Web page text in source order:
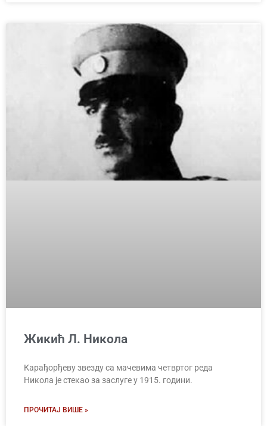
Жикић Л. Никола
Карађорђеву звезду са мачевима четвртог реда
Никола је стекао за заслуге у 1915. години.
ПРОЧИТАЈ ВИШЕ »